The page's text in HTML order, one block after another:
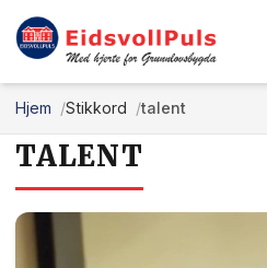
Hjem Stikkord talent
TALENT